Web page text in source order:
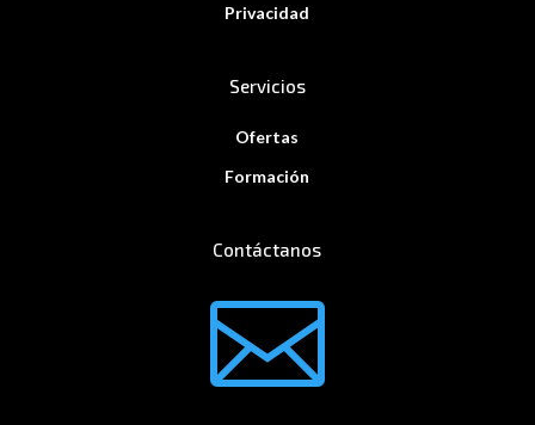
Privacidad
Servicios
Ofertas
Formación
Contáctanos
